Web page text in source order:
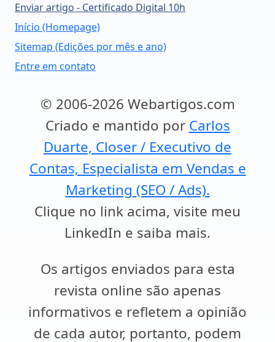
Enviar artigo - Certificado Digital 10h
Início (Homepage)
Sitemap (Edições por mês e ano)
Entre em contato
© 2006-2026 Webartigos.com
Criado e mantido por Carlos
Duarte, Closer / Executivo de
Contas, Especialista em Vendas e
Marketing (SEO / Ads).
Clique no link acima, visite meu
LinkedIn e saiba mais.
Os artigos enviados para esta
revista online são apenas
informativos e refletem a opinião
de cada autor, portanto, podem